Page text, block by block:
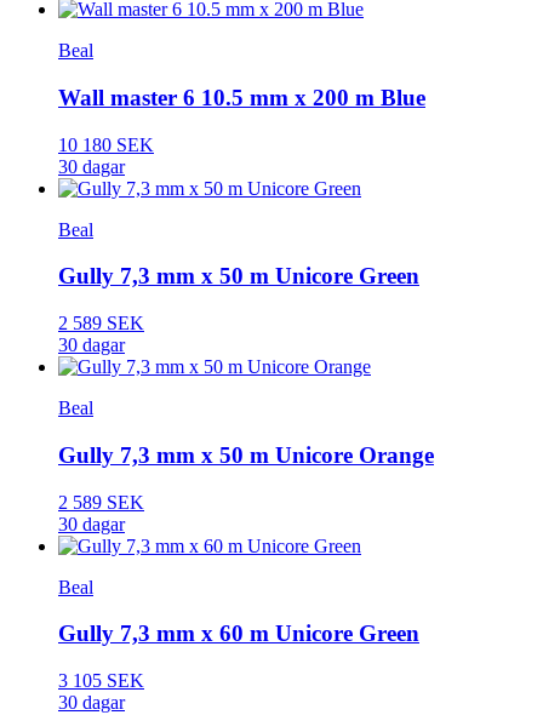
Beal
Wall master 6 10.5 mm x 200 m Blue
10 180 SEK
30 dagar
Beal
Gully 7,3 mm x 50 m Unicore Green
2 589 SEK
30 dagar
Beal
Gully 7,3 mm x 50 m Unicore Orange
2 589 SEK
30 dagar
Beal
Gully 7,3 mm x 60 m Unicore Green
3 105 SEK
30 dagar